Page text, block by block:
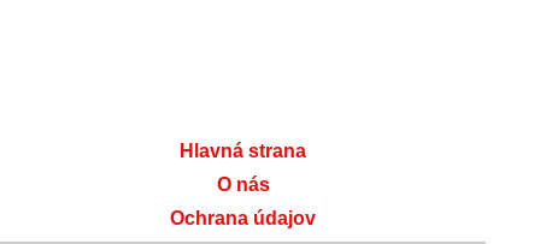
Hlavná strana
O nás
Ochrana údajov